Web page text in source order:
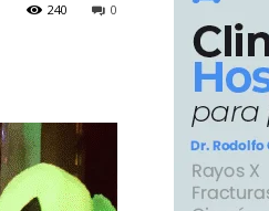
0
240